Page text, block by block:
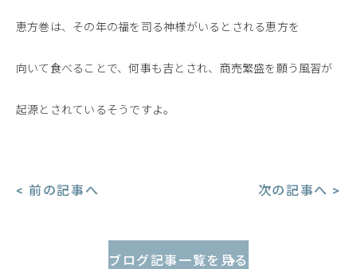
恵方巻は、その年の福を司る神様がいるとされる恵方を
向いて食べることで、何事も吉とされ、商売繁盛を願う風習が
起源とされているそうですよ。
< 前の記事へ 次の記事へ >
ブログ記事一覧を見る